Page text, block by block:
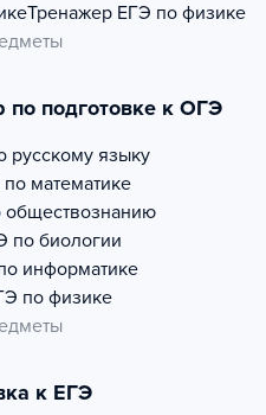
Тренажер ЕГЭ по физике
по подготовке к ОГЭ
русскому языку
математике
по биологии
информатике
по физике
к ЕГЭ